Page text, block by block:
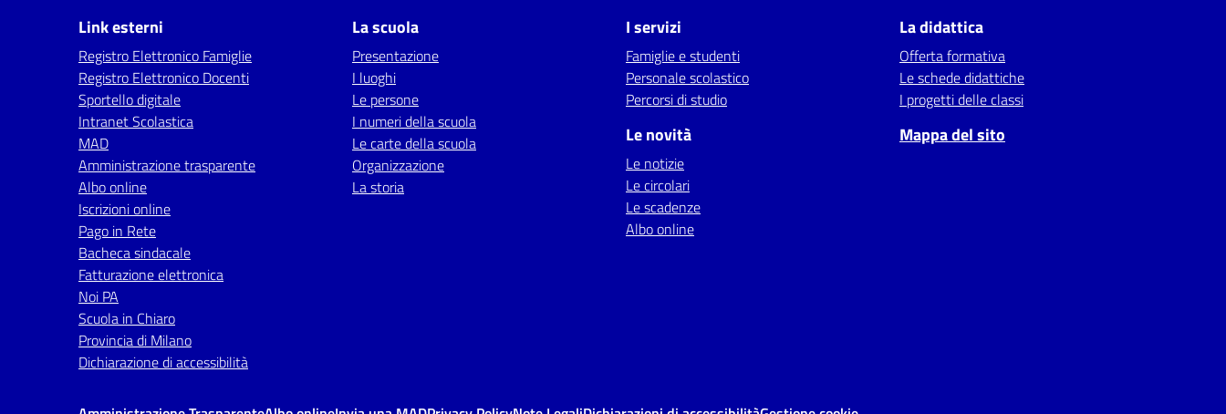
Link esterni
Registro Elettronico Famiglie
Registro Elettronico Docenti
Sportello digitale
Intranet Scolastica
MAD
Amministrazione trasparente
Albo online
Iscrizioni online
Pago in Rete
Bacheca sindacale
Fatturazione elettronica
Noi PA
Scuola in Chiaro
Provincia di Milano
Dichiarazione di accessibilità
La scuola
Presentazione
I luoghi
Le persone
I numeri della scuola
Le carte della scuola
Organizzazione
La storia
I servizi
Famiglie e studenti
Personale scolastico
Percorsi di studio
Le novità
Le notizie
Le circolari
Le scadenze
Albo online
La didattica
Offerta formativa
Le schede didattiche
I progetti delle classi
Mappa del sito